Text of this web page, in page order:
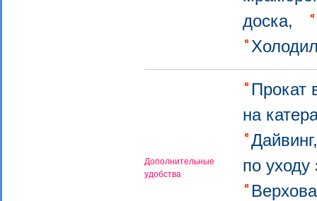
доска,
Дополнительные
удобства
Прокат
на
по